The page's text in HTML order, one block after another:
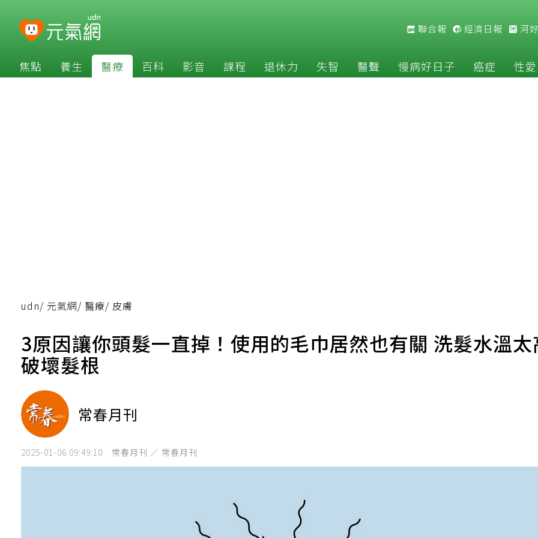
聯合報 經濟日報 河
焦點 養生 醫療 百科 影音 課程 退休力 失智 醫聲 慢病好日子 癌症 性愛
udn/ 元氣網/ 醫療/ 皮膚
3原因讓你頭髮一直掉！使用的毛巾居然也有關 洗髮水溫
破壞髮根
常春月刊
2025-01-06 09:49:10 常春月刊 ／ 常春月刊